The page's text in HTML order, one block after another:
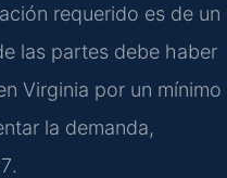
requerido es de un
las partes debe haber
Virginia por un mínimo
la demanda,
.